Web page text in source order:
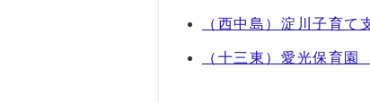
（西中島）淀川子育て
（十三東）愛光保育